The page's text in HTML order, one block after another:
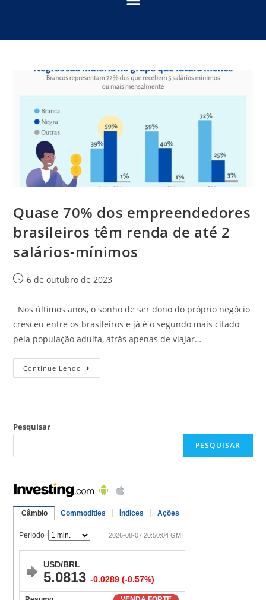
Quase 70% dos empreendedores
brasileiros têm renda de até 2
salários-mínimos
6 de outubro de 2023
Nos últimos anos, o sonho de ser dono do próprio negócio
cresceu entre os brasileiros e já é o segundo mais citado
pela população adulta, atrás apenas de viajar…
Continue Lendo
Pesquisar
PESQUISAR